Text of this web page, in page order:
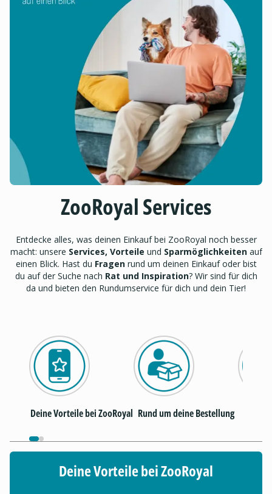
ZooRoyal Services
Entdecke alles, was deinen Einkauf bei ZooRoyal noch besser
macht: unsere Services, Vorteile und Sparmöglichkeitenauf
einen Blick. Hast du Fragenrund um deinen Einkauf oder bist
du auf der Suche nach Rat und Inspiration? Wir sind für dich
da und bieten den Rundumservice für dich und dein Tier!
Deine Vorteile bei ZooRoyal Rund um deine Bestellung
Deine Vorteile bei ZooRoyal